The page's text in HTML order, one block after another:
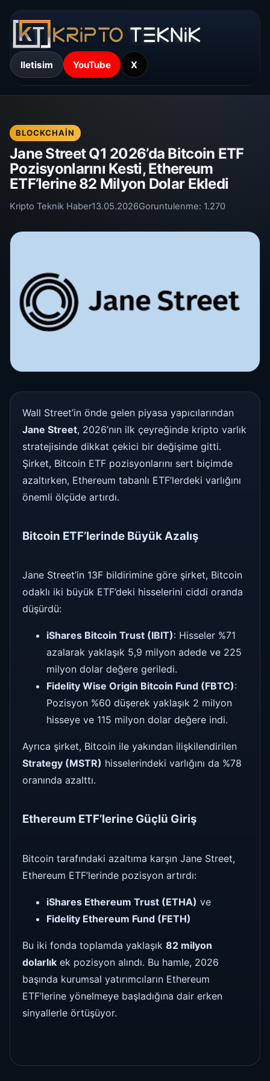
Iletisim YouTube X
BLOCKCHAIN
Jane Street Q1 2026’da Bitcoin ETF
Pozisyonlarını Kesti, Ethereum
ETF’lerine 82 Milyon Dolar Ekledi
Kripto Teknik Haber13.05.2026Goruntulenme: 1.270
Wall Street’in önde gelen piyasa yapıcılarından
Jane Street, 2026’nın ilk çeyreğinde kripto varlık
stratejisinde dikkat çekici bir değişime gitti.
Şirket, Bitcoin ETF pozisyonlarını sert biçimde
azaltırken, Ethereum tabanlı ETF’lerdeki varlığını
önemli ölçüde artırdı.
Bitcoin ETF’lerinde Büyük Azalış
Jane Street’in 13F bildirimine göre şirket, Bitcoin
odaklı iki büyük ETF’deki hisselerini ciddi oranda
düşürdü:
iShares Bitcoin Trust (IBIT): Hisseler %71
azalarak yaklaşık 5,9 milyon adede ve 225
milyon dolar değere geriledi.
Fidelity Wise Origin Bitcoin Fund (FBTC):
Pozisyon %60 düşerek yaklaşık 2 milyon
hisseye ve 115 milyon dolar değere indi.
Ayrıca şirket, Bitcoin ile yakından ilişkilendirilen
Strategy (MSTR) hisselerindeki varlığını da %78
oranında azalttı.
Ethereum ETF’lerine Güçlü Giriş
Bitcoin tarafındaki azaltıma karşın Jane Street,
Ethereum ETF’lerinde pozisyon artırdı:
iShares Ethereum Trust (ETHA) ve
Fidelity Ethereum Fund (FETH)
Bu iki fonda toplamda yaklaşık 82 milyon
dolarlık ek pozisyon alındı. Bu hamle, 2026
başında kurumsal yatırımcıların Ethereum
ETF’lerine yönelmeye başladığına dair erken
sinyallerle örtüşüyor.